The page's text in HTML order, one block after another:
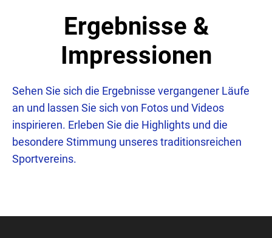
Ergebnisse &
Impressionen
Sehen Sie sich die Ergebnisse vergangener Läufe
an und lassen Sie sich von Fotos und Videos
inspirieren. Erleben Sie die Highlights und die
besondere Stimmung unseres traditionsreichen
Sportvereins.